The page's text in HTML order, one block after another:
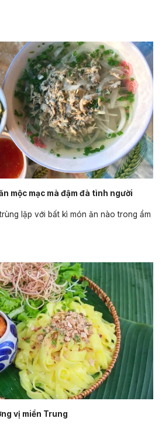
mộc mạc mà đậm đà tình người
lặp với bất kì món ăn nào trong ẩm
vị miền Trung